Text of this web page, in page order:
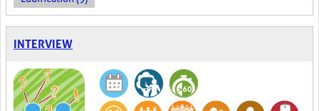
INTERVIEW